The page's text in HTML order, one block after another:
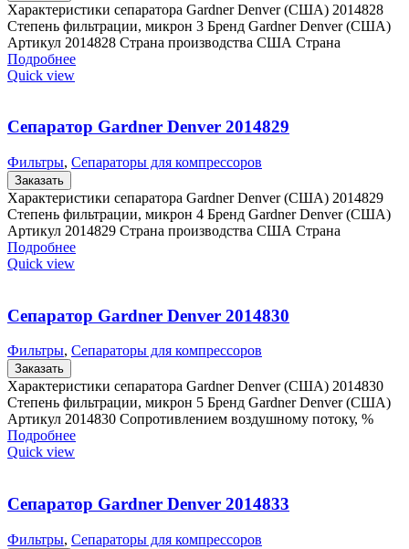
Характеристики сепаратора Gardner Denver (США) 2014828
Степень фильтрации, микрон 3 Бренд Gardner Denver (США)
Артикул 2014828 Страна производства США Страна
Подробнее
Quick view
Сепаратор Gardner Denver 2014829
Фильтры, Сепараторы для компрессоров
Заказать
Характеристики сепаратора Gardner Denver (США) 2014829
Степень фильтрации, микрон 4 Бренд Gardner Denver (США)
Артикул 2014829 Страна производства США Страна
Подробнее
Quick view
Сепаратор Gardner Denver 2014830
Фильтры, Сепараторы для компрессоров
Заказать
Характеристики сепаратора Gardner Denver (США) 2014830
Степень фильтрации, микрон 5 Бренд Gardner Denver (США)
Артикул 2014830 Сопротивлением воздушному потоку, %
Подробнее
Quick view
Сепаратор Gardner Denver 2014833
Фильтры, Сепараторы для компрессоров